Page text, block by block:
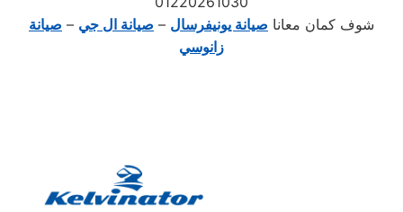
شوف كمان معانا صيانة يونيفرسال – صيانة ال جي – صيانة
زانوسي